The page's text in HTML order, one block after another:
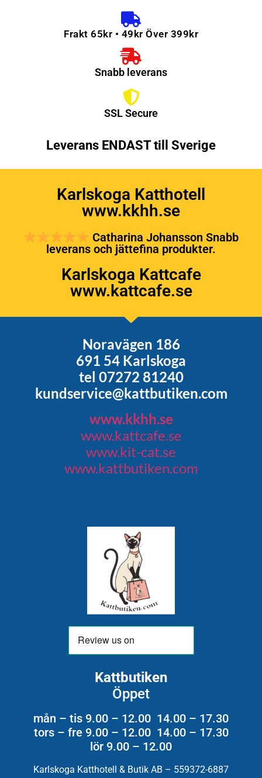
Frakt 65kr • 49kr Över 399kr
Snabb leverans
SSL Secure
Leverans ENDAST till Sverige
Karlskoga Katthotell
www.kkhh.se
Catharina Johansson Snabb
leverans och jättefina produkter.
Karlskoga Kattcafe
www.kattcafe.se
Noravägen 186
691 54 Karlskoga
tel 07272 81240
kundservice@kattbutiken.com
www.kkhh.se
www.kattcafe.se
www.kit-cat.se
www.kattbutiken.com
Kattbutiken
Öppet
mån – tis 9.00 – 12.00 14.00 – 17.30
tors – fre 9.00 – 12.00 14.00 – 17.30
lör 9.00 – 12.00
Karlskoga Katthotell & Butik AB – 559372-6887